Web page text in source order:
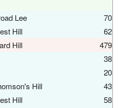
Lee
70
Hill
62
Hill
479
38
20
Hill
43
Hill 58